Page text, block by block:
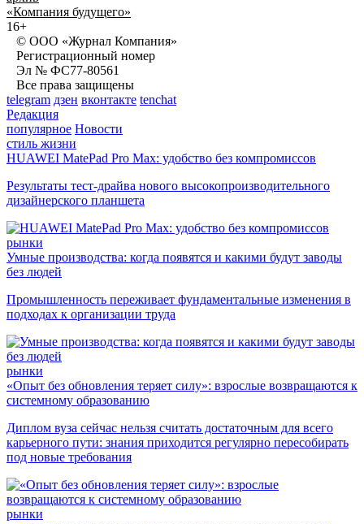
«Компания будущего»
16+
© ООО «Журнал Компания»
Регистрационный номер
Эл № ФС77-80561
Все права защищены
telegram дзен вконтакте tenchat
Редакция
популярное Новости
стиль жизни
HUAWEI MatePad Pro Max: удобство без компромиссов
Результаты тест-драйва нового высокопроизводительного
дизайнерского планшета
рынки
Умные производства: когда появятся и какими будут заводы
без людей
Промышленность переживает фундаментальные изменения в
подходах к организации труда
рынки
«Опыт без обновления теряет силу»: взрослые возвращаются к
системному образованию
Диплом вуза сейчас нельзя считать достаточным для всего
карьерного пути: знания приходится регулярно пересобирать
под новые требования
рынки